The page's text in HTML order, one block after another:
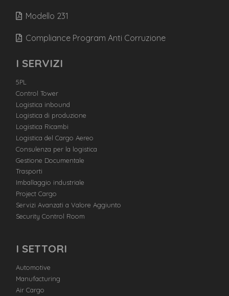
Modello 231
Compliance Program Anti Corruzione
I SERVIZI
5PL
Control Tower
Logistica inbound
Logistica di produzione
Logistica Ricambi
Logistica del Cargo Aereo
Consulenza per la logistica
Gestione Documentale
Trasporti
Imballaggio industriale
Project Cargo
Servizi Avanzati a Valore Aggiunto
Security Control Room
I SETTORI
Automotive
Manufacturing
Air Cargo